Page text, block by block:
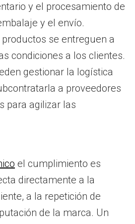
y el procesamiento de
y el envío.
se entreguen a
condiciones a los clientes.
gestionar la logística
a proveedores
para agilizar las
el cumplimiento es
directamente a la
a la repetición de
de la marca. Un